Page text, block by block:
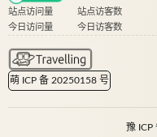
站点访问量
站点访客数
今日访问量
今日访客数
萌 ICP 备 20250158 号
豫 ICP